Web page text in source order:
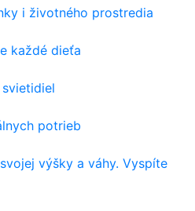
i životného prostredia
každé dieťa
potrieb
výšky a váhy. Vyspíte